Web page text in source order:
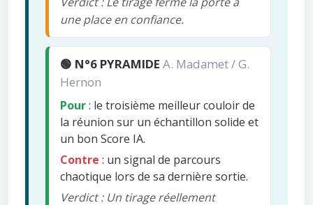
une place en confiance.
🟢 N°6 PYRAMIDE A. Madamet / G.
Hernon
Pour: le troisième meilleur couloir de
la réunion sur un échantillon solide et
un bon Score IA.
Contre : un signal de parcours
chaotique lors de sa dernière sortie.
Verdict : Un tirage réellement